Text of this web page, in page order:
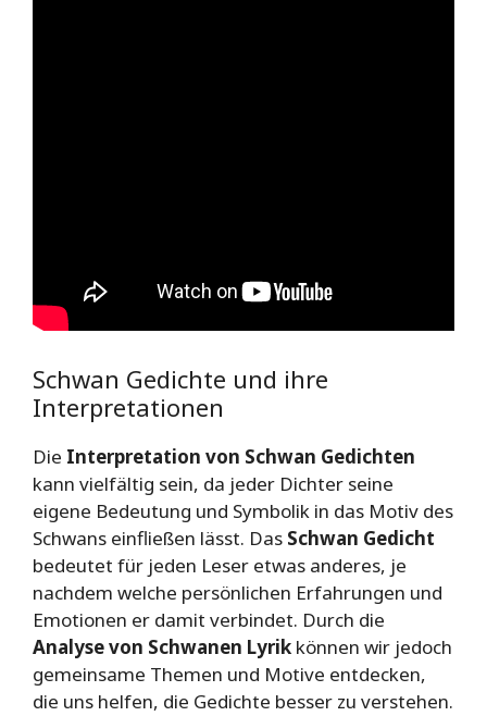
Schwan Gedichte und ihre
Interpretationen
Die Interpretation von Schwan Gedichten
kann vielfältig sein, da jeder Dichter seine
eigene Bedeutung und Symbolik in das Motiv des
Schwans einfließen lässt. Das Schwan Gedicht
bedeutet für jeden Leser etwas anderes, je
nachdem welche persönlichen Erfahrungen und
Emotionen er damit verbindet. Durch die
Analyse von Schwanen Lyrik können wir jedoch
gemeinsame Themen und Motive entdecken,
die uns helfen, die Gedichte besser zu verstehen.